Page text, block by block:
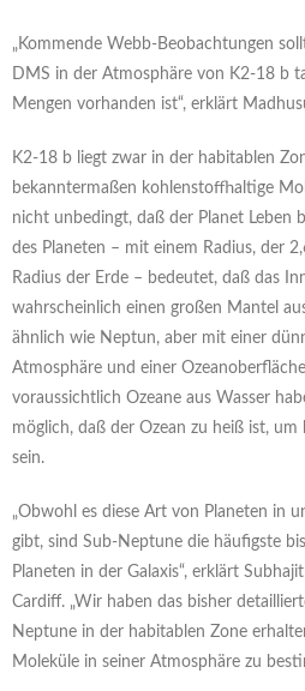
„Kommende Webb-Beobachtungen
DMS in der Atmosphäre von K2-18 b
Mengen vorhanden ist“, erklärt
K2-18 b liegt zwar in der habitablen
bekanntermaßen kohlenstoffhaltige
nicht unbedingt, daß der Planet Leben
des Planeten – mit einem Radius, der
Radius der Erde – bedeutet, daß das
wahrscheinlich einen großen Mantel
ähnlich wie Neptun, aber mit einer
Atmosphäre und einer
voraussichtlich Ozeane aus Wasser
möglich, daß der Ozean zu heiß ist,
sein.
„Obwohl es diese Art von Planeten in
gibt, sind Sub-Neptune die häufigste
Planeten in der Galaxis“, erklärt
Cardiff. „Wir haben das bisher
Neptune in der habitablen Zone
Moleküle in seiner Atmosphäre zu